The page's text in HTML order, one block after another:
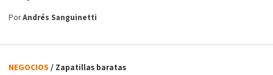
PorAndrés Sanguinetti
NEGOCIOS / Zapatillas baratas